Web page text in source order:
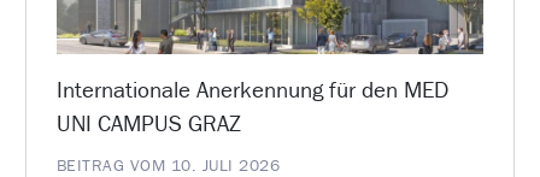
Internationale Anerkennung für den MED
UNI CAMPUS GRAZ
BEITRAG VOM 10. JULI 2026